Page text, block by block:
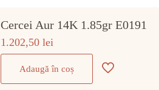
Cercei Aur 14K 1.85gr E0191
1.202,50lei
Adaugă în coș